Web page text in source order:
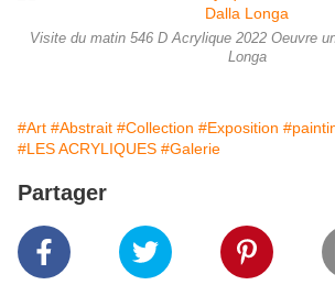
Visite du matin 546 D Acrylique 2022 Oeuvre
Longa
#Art #Abstrait #Collection #Exposition
#LES ACRYLIQUES #Galerie
Partager